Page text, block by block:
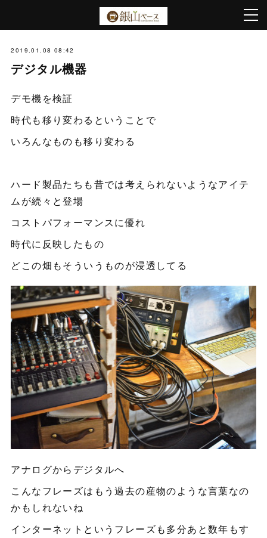
2019.01.08 08:42
デジタル機器
デモ機を検証
時代も移り変わるということで
いろんなものも移り変わる
ハード製品たちも昔では考えられないようなアイテ
ムが続々と登場
コストパフォーマンスに優れ
時代に反映したもの
どこの畑もそういうものが浸透してる
アナログからデジタルへ
こんなフレーズはもう過去の産物のような言葉なの
かもしれないね
インターネットというフレーズも多分あと数年もす